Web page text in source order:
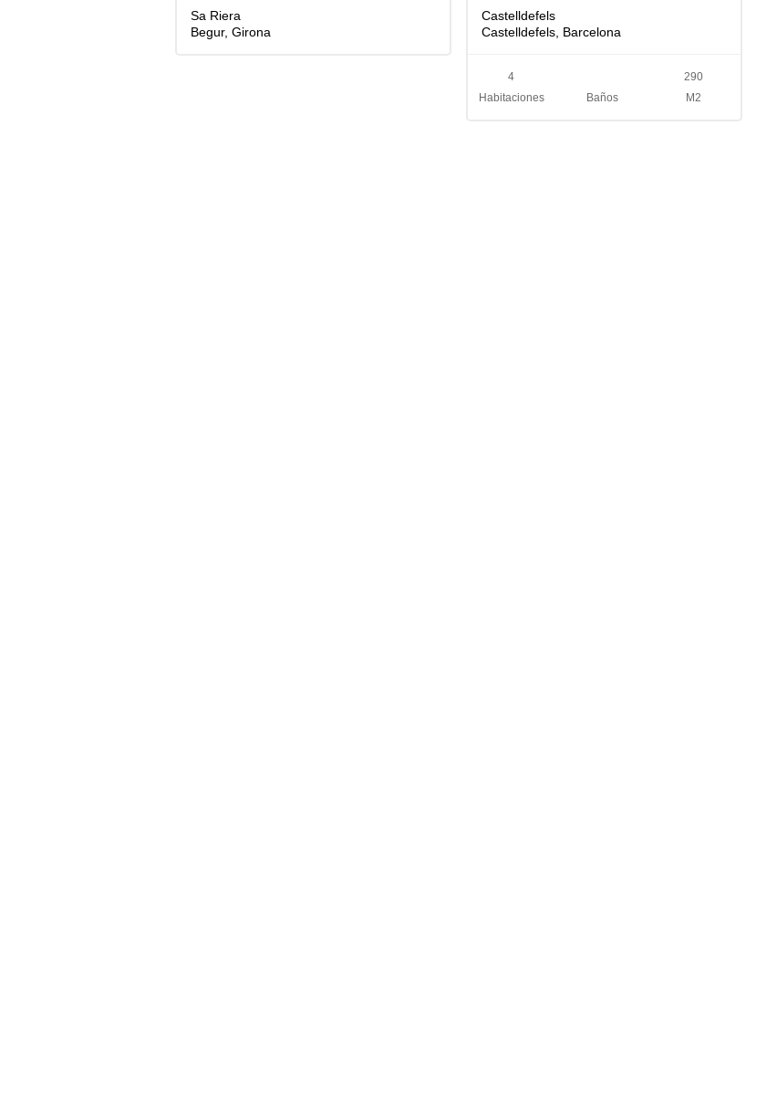
Sa Riera
Begur, Girona
Castelldefels
Castelldefels, Barcelona
4
Habitaciones
Baños
290
M2